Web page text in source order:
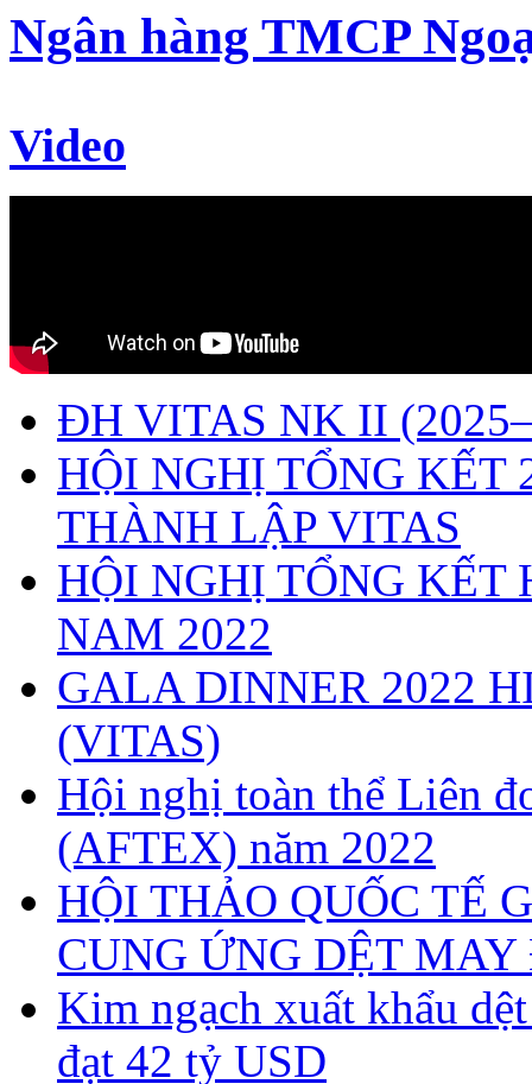
Ngân hàng TMCP
Video
ĐH VITAS NK II
HỘI NGHỊ TỔNG
THÀNH LẬP VITAS
HỘI NGHỊ TỔNG KẾT
NAM 2022
GALA DINNER 2022
(VITAS)
Hội nghị toàn thể Liên
(AFTEX) năm 2022
HỘI THẢO QUỐC TẾ
CUNG ỨNG DỆT
Kim ngạch xuất khẩu
đạt 42 tỷ USD